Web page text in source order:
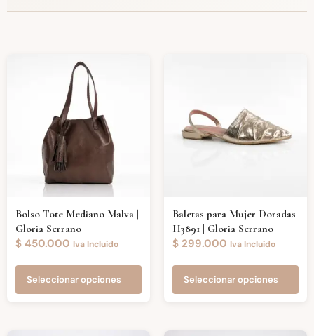
Bolso Tote Mediano Malva |
Gloria Serrano
$ 450.000 Iva Incluido
Seleccionar opciones
Baletas para Mujer Doradas
H3891 | Gloria Serrano
$ 299.000 Iva Incluido
Seleccionar opciones